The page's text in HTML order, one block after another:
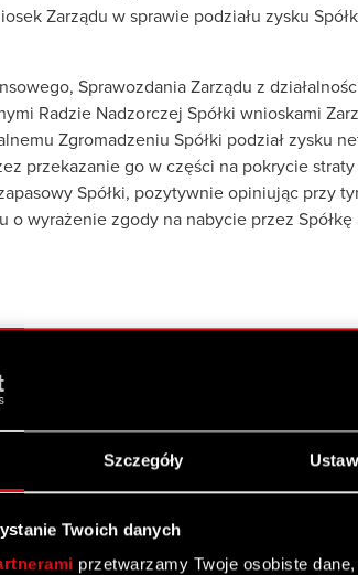
Szczegóły
Twoich danych
przetwarzamy Twoje osobiste
Zarządu w sprawie podziału zysku
Sprawozdania Zarządu z
Radzie Nadzorczej Spółki wnioskami
Zgromadzeniu Spółki podział zysku
przekazanie go w części na pokrycie
Spółki, pozytywnie opiniując przy
o wyrażenie zgody na nabycie przez Spółkę
podziału zysku netto wypracowanego w